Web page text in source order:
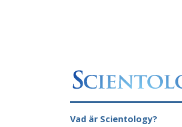
Vad är Scientology?